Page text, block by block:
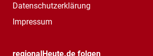
Datenschutzerklärung
Impressum
regionalHeute.de folgen